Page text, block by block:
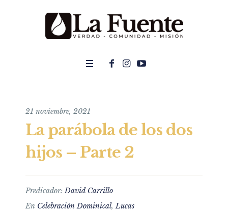
21 noviembre, 2021
La parábola de los dos
hijos – Parte 2
Predicador:David Carrillo
En Celebración Dominical,Lucas